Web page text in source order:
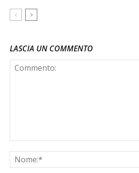
LASCIA UN COMMENTO